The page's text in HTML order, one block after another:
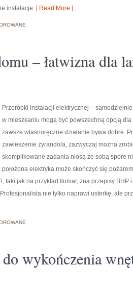
instalacje [ Read More ]
– łatwizna dla
Przeróbki instalacji elektrycznej –
w mieszkaniu mogą być powszechną opcją
zawsze własnoręczne działanie bywa dobre.
zawieszenie żyrandola, zazwyczaj można
skomplikowane zadania niosą ze sobą spore
położona elektryka może skończyć się
taki jak na przykład Ilumar, zna przepisy
nie tylko naprawi usterkę, ale
wykończenia